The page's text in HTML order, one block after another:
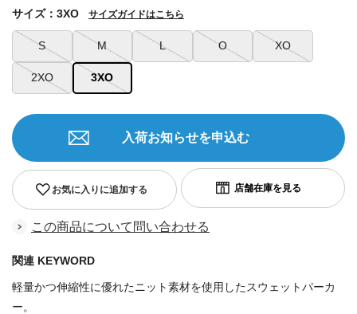
S M L O XO
2XO 3XO
サイズ：3XO サイズガイドはこちら
お気に入りに追加する
入荷お知らせを申込む
この商品について問い合わせる
関連 KEYWORD
軽量かつ伸縮性に優れたニット素材を使用したスウェットパーカ
ー。